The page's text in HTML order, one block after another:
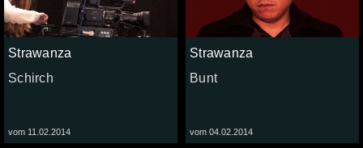
Strawanza
Schirch
vom 11.02.2014
Strawanza
Bunt
vom 04.02.2014